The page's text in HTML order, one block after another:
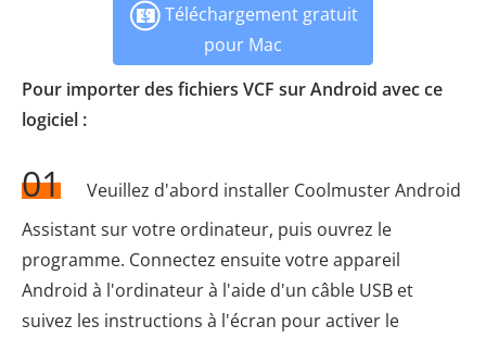
Téléchargement gratuit
pour Mac
Pour importer des fichiers VCF sur Android avec ce
logiciel :
01
Veuillez d'abord installer Coolmuster Android
Assistant sur votre ordinateur, puis ouvrez le
programme. Connectez ensuite votre appareil
Android à l'ordinateur à l'aide d'un câble USB et
suivez les instructions à l'écran pour activer le